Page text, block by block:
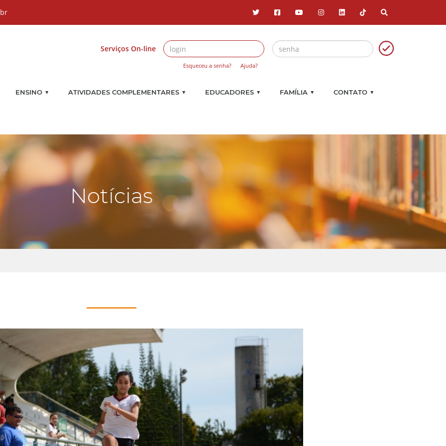
Serviços On-line
Esqueceu a senha? Ajuda?
ENSINO ▼ ATIVIDADES COMPLEMENTARES ▼ EDUCADORES ▼ FAMÍLIA ▼ CONTATO ▼
Notícias